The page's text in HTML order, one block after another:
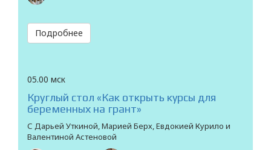
Подробнее
05.00 мск
Круглый стол «Как открыть курсы для
беременных на грант»
С Дарьей Уткиной, Марией Берх, Евдокией Курило и
Валентиной Астеновой